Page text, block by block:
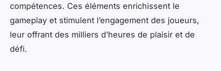
compétences. Ces éléments enrichissent le
gameplay et stimulent l’engagement des joueurs,
leur offrant des milliers d’heures de plaisir et de
défi.